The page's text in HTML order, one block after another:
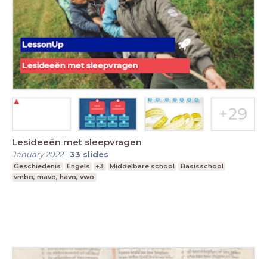
Lesideeën met sleepvragen
January 2022-33 slides
Geschiedenis Engels +3 Middelbare school
Basisschool
vmbo, mavo, havo, vwo